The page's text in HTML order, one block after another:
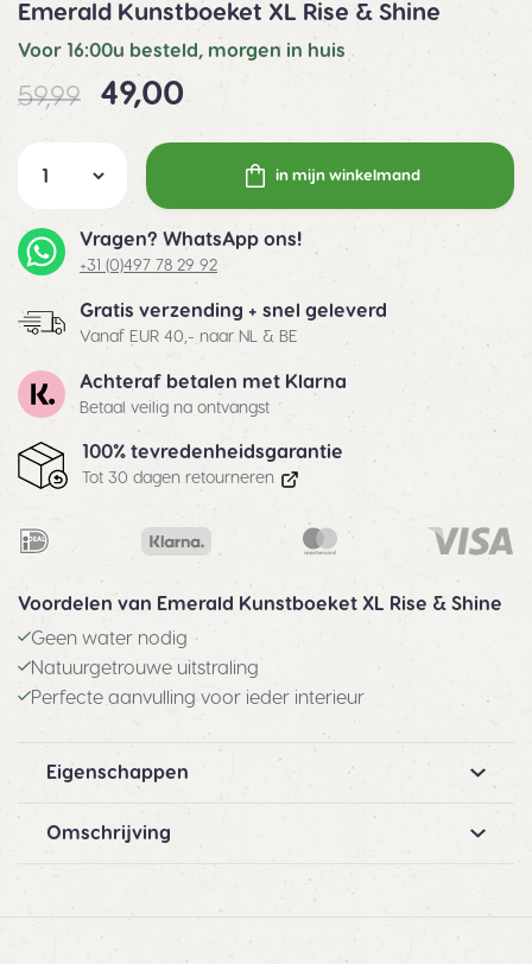
Emerald Kunstboeket XL Rise & Shine
Voor 16:00u besteld, morgen in huis
49,00
59,99
in mijn winkelmand
Vragen? WhatsApp ons!
+31 (0)497 78 29 92
Gratis verzending + snel geleverd
Vanaf EUR 40,- naar NL & BE
Achteraf betalen met Klarna
Betaal veilig na ontvangst
100% tevredenheidsgarantie
Tot 30 dagen retourneren
Voordelen van Emerald Kunstboeket XL Rise & Shine
Geen water nodig
Natuurgetrouwe uitstraling
Perfecte aanvulling voor ieder interieur
Eigenschappen
Omschrijving